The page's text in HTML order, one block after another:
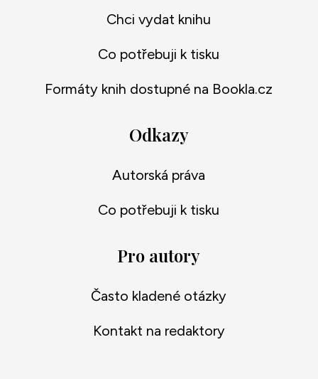
Chci vydat knihu
Co potřebuji k tisku
Formáty knih dostupné na Bookla.cz
Odkazy
Autorská práva
Co potřebuji k tisku
Pro autory
Často kladené otázky
Kontakt na redaktory